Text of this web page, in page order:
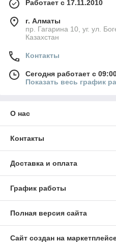
Работает с 17.11.2010
г. Алматы
пр. Гагарина 10, уг. ул.
Казахстан
Контакты
Сегодня работает с
Показать весь график
О нас
Контакты
Доставка и оплата
График работы
Полная версия сайта
Сайт создан на